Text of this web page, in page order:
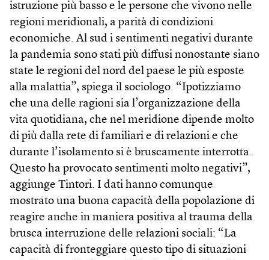
istruzione più basso e le persone che vivono nelle
regioni meridionali, a parità di condizioni
economiche. Al sud i sentimenti negativi durante
la pandemia sono stati più diffusi nonostante siano
state le regioni del nord del paese le più esposte
alla malattia”, spiega il sociologo. “Ipotizziamo
che una delle ragioni sia l’organizzazione della
vita quotidiana, che nel meridione dipende molto
di più dalla rete di familiari e di relazioni e che
durante l’isolamento si è bruscamente interrotta.
Questo ha provocato sentimenti molto negativi”,
aggiunge Tintori. I dati hanno comunque
mostrato una buona capacità della popolazione di
reagire anche in maniera positiva al trauma della
brusca interruzione delle relazioni sociali: “La
capacità di fronteggiare questo tipo di situazioni